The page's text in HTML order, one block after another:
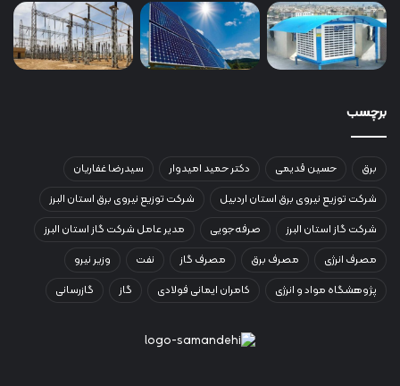
برچسب
برق حسین قدیمی دکتر حمید امیدوار
سیدرضا غفاریان
شرکت توزیع نیروی برق استان اردبیل
شرکت توزیع نیروی برق استان البرز
شرکت گاز استان البرز
صرفه‌جویی
مدیر عامل شرکت گاز استان البرز
مصرف انرژی
مصرف برق مصرف گاز نفت
وزیر نیرو
پژوهشگاه مواد و انرژی
کامران ایمانی فولادی گاز گازرسانی